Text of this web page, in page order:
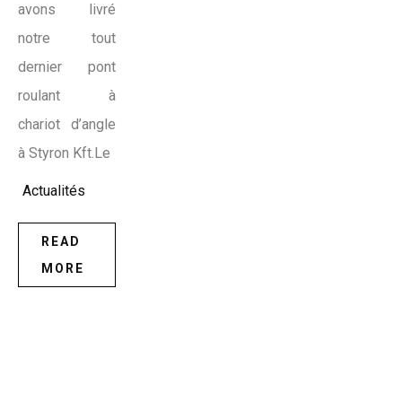
avons livré
notre tout
dernier pont
roulant à
chariot d’angle
à Styron Kft.Le
Actualités
READ
MORE